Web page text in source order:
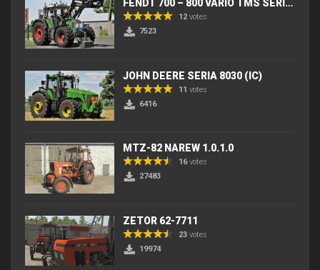
FENDT 700 – 800 VARIO TMS SERIES (IC) V2
12 votes
7523
JOHN DEERE SERIA 8030 (IC)
11 votes
6416
MTZ-82 NAREW 1.0.1.0
16votes
27483
ZETOR 62-7711
23 votes
19974